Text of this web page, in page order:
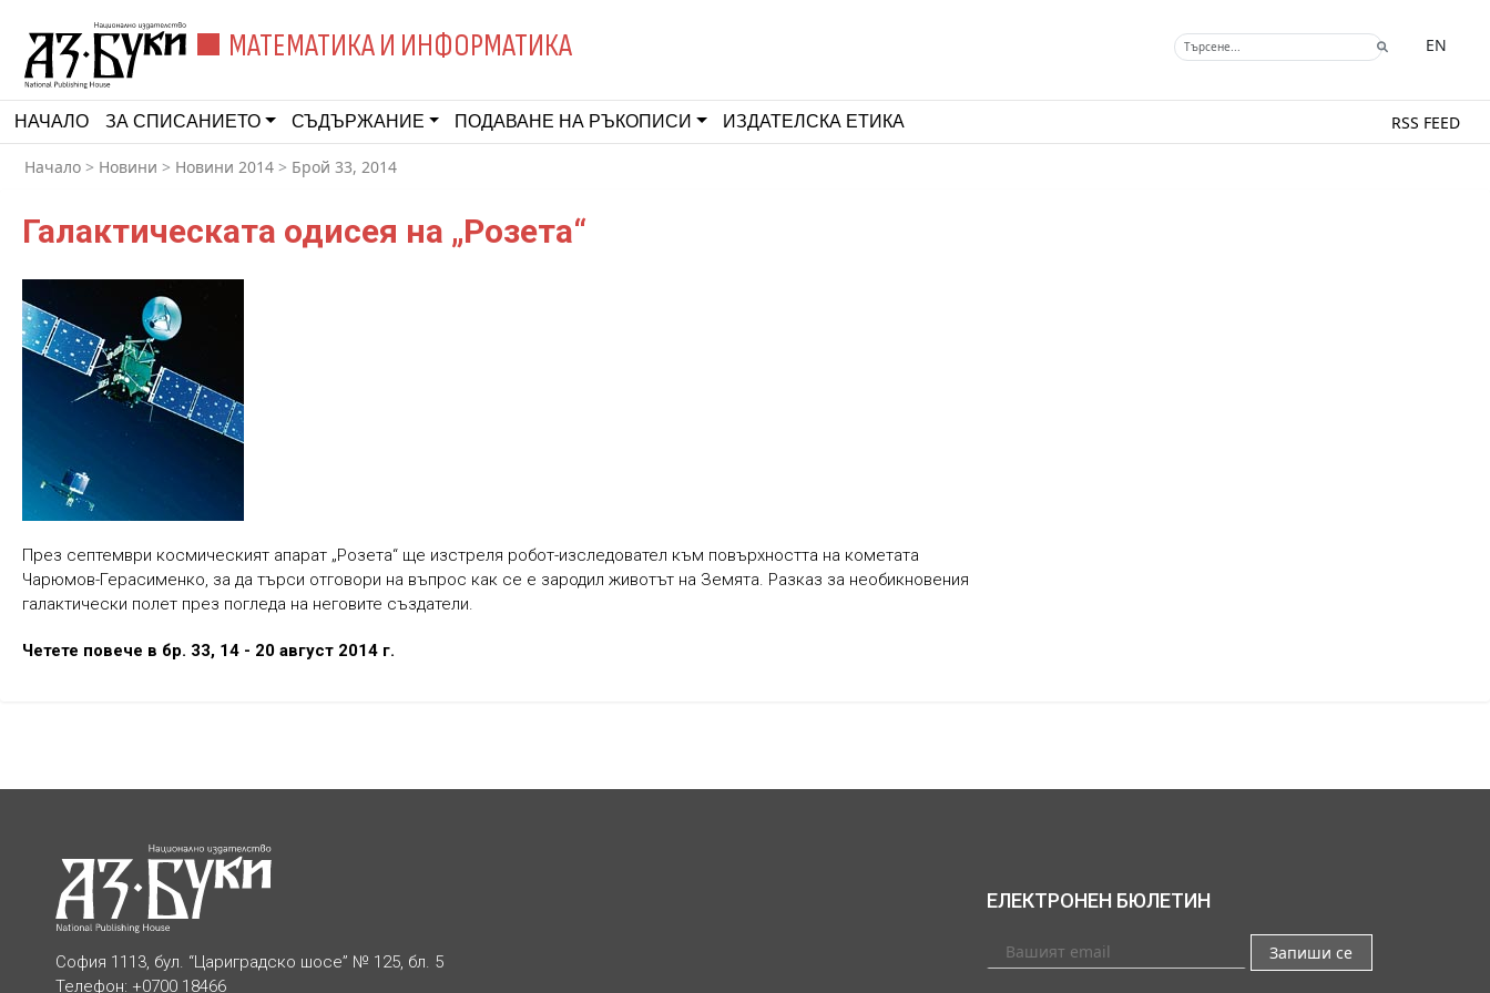
МАТЕМАТИКА И ИНФОРМАТИКА EN
НАЧАЛО ЗА СПИСАНИЕТО СЪДЪРЖАНИЕ ПОДАВАНЕ НА РЪКОПИСИ ИЗДАТЕЛСКА ЕТИКА RSS FEED
Начало > Новини > Новини 2014 > Брой 33, 2014
Галактическата одисея на „Розета“
През септември космическият апарат „Розета“ ще изстреля робот-изследовател към повърхността на кометата
Чарюмов-Герасименко, за да търси отговори на въпрос как се е зародил животът на Земята. Разказ за необикновения
галактически полет през погледа на неговите създатели.
Четете повече в бр. 33, 14 - 20 август 2014 г.
София 1113, бул. “Цариградско шосе” № 125, бл. 5
Телефон: +0700 18466
ЕЛЕКТРОНЕН БЮЛЕТИН
Запиши се